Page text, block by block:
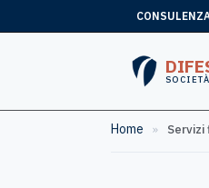
Home » Servizi